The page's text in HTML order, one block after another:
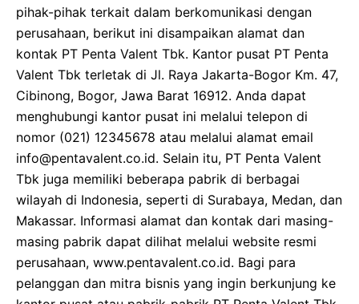
pihak-pihak terkait dalam berkomunikasi dengan
perusahaan, berikut ini disampaikan alamat dan
kontak PT Penta Valent Tbk. Kantor pusat PT Penta
Valent Tbk terletak di Jl. Raya Jakarta-Bogor Km. 47,
Cibinong, Bogor, Jawa Barat 16912. Anda dapat
menghubungi kantor pusat ini melalui telepon di
nomor (021) 12345678 atau melalui alamat email
info@pentavalent.co.id. Selain itu, PT Penta Valent
Tbk juga memiliki beberapa pabrik di berbagai
wilayah di Indonesia, seperti di Surabaya, Medan, dan
Makassar. Informasi alamat dan kontak dari masing-
masing pabrik dapat dilihat melalui website resmi
perusahaan, www.pentavalent.co.id. Bagi para
pelanggan dan mitra bisnis yang ingin berkunjung ke